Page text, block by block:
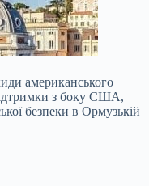
американського
з боку США,
безпеки в Ормузькій